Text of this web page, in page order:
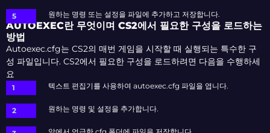
원하는 명령 또는 설정을 파일에 추가하고 저장합니다.
AUTOEXEC란 무엇이며 CS2에서 필요한 구성을 로드하는
방법
Autoexec.cfg는 CS2의 매번 게임을 시작할 때 실행되는 특수한 구
성 파일입니다. CS2에서 필요한 구성을 로드하려면 다음을 수행하세
요
텍스트 편집기를 사용하여 autoexec.cfg 파일을 엽니다.
원하는 명령 및 설정을 추가합니다.